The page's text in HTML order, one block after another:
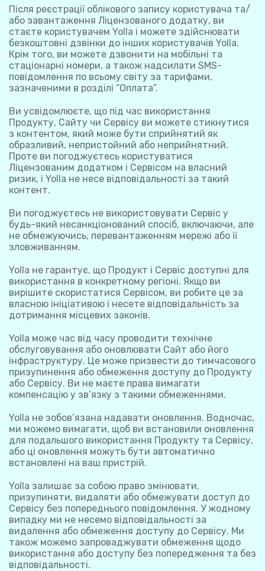
Після реєстрації облікового запису користувача та/
або завантаження Ліцензованого додатку, ви
стаєте користувачем Yolla і можете здійснювати
безкоштовні дзвінки до інших користувачів Yolla.
Крім того, ви можете дзвонити на мобільні та
стаціонарні номери, а також надсилати SMS-
повідомлення по всьому світу за тарифами,
зазначеними в розділі “Оплата”.
Ви усвідомлюєте, що під час використання
Продукту, Сайту чи Сервісу ви можете стикнутися
з контентом, який може бути сприйнятий як
образливий, непристойний або неприйнятний.
Проте ви погоджуєтесь користуватися
Ліцензованим додатком і Сервісом на власний
ризик, і Yolla не несе відповідальності за такий
контент.
Ви погоджуєтесь не використовувати Сервіс у
будь-який несанкціонований спосіб, включаючи, але
не обмежуючись, перевантаженням мережі або її
зловживанням.
Yolla не гарантує, що Продукт і Сервіс доступні для
використання в конкретному регіоні. Якщо ви
вирішите скористатися Сервісом, ви робите це за
власною ініціативою і несете відповідальність за
дотримання місцевих законів.
Yolla може час від часу проводити технічне
обслуговування або оновлювати Сайт або його
інфраструктуру. Це може призвести до тимчасового
призупинення або обмеження доступу до Продукту
або Сервісу. Ви не маєте права вимагати
компенсацію у зв’язку з такими обмеженнями.
Yolla не зобов’язана надавати оновлення. Водночас,
ми можемо вимагати, щоб ви встановили оновлення
для подальшого використання Продукту та Сервісу,
або ці оновлення можуть бути автоматично
встановлені на ваш пристрій.
Yolla залишає за собою право змінювати,
призупиняти, видаляти або обмежувати доступ до
Сервісу без попереднього повідомлення. У жодному
випадку ми не несемо відповідальності за
видалення або обмеження доступу до Сервісу. Ми
також можемо запроваджувати обмеження щодо
використання або доступу без попередження та без
відповідальності.